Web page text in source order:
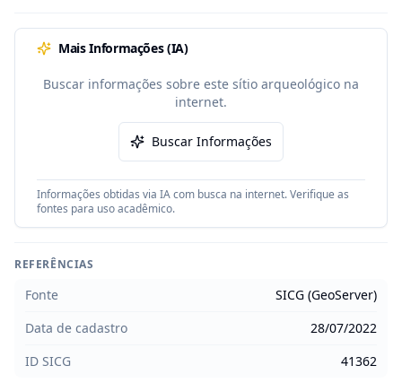
Mais Informações (IA)
Buscar informações sobre este sítio arqueológico na
internet.
Buscar Informações
Informações obtidas via IA com busca na internet. Verifique as
fontes para uso acadêmico.
REFERÊNCIAS
Fonte
SICG (GeoServer)
Data de cadastro
28/07/2022
ID SICG
41362